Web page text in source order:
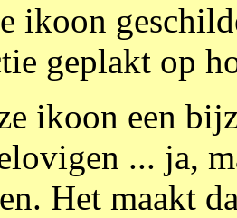
ikoon
geplakt op
ikoon een
... ja,
Het maakt